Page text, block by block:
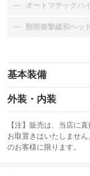
オートマチックハ
：装備なし
頸部衝撃緩和ヘッ
：装備なし
基本装備
エアバッグ：運転
：装備あり
：装備なし
サンルーフ
：装備なし
外装・内装
カーナビ：SDナビ
：装備あり
TV：フルセグ
：装備あり
【注】販売は、当店に
お取置きはいたしませ
のお客様に限ります。